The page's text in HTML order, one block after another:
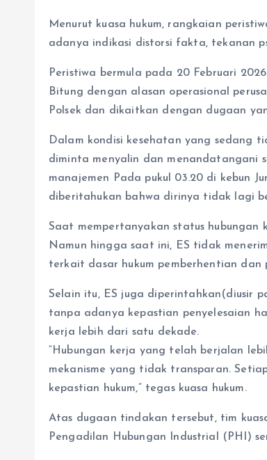
Menurut kuasa hukum, rangkaian
adanya indikasi distorsi fakta, tekanan
Peristiwa bermula pada 20 Februari
Bitung dengan alasan operasional
Polsek dan dikaitkan dengan dugaan
Dalam kondisi kesehatan yang sedang
diminta menyalin dan menandatangani
manajemen Pada pukul 03.20 di kebun
diberitahukan bahwa dirinya tidak lagi
Saat mempertanyakan status hubungan
Namun hingga saat ini, ES tidak
terkait dasar hukum pemberhentian dan
Selain itu, ES juga diperintahkan(diusir
tanpa adanya kepastian penyelesaian
kerja lebih dari satu dekade.
“Hubungan kerja yang telah berjalan
mekanisme yang tidak transparan.
kepastian hukum,” tegas kuasa hukum.
Atas dugaan tindakan tersebut, tim
Pengadilan Hubungan Industrial (PHI)